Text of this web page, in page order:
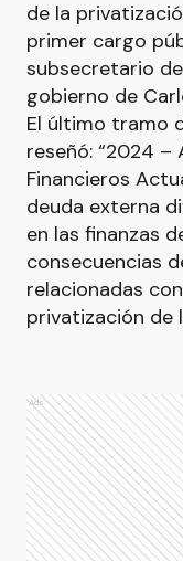
de la
primer cargo
subsecretario
gobierno de
El último tramo
reseñó: “2024 –
Financieros
deuda externa
en las finanzas
consecuencias
relacionadas
privatización de
Ads